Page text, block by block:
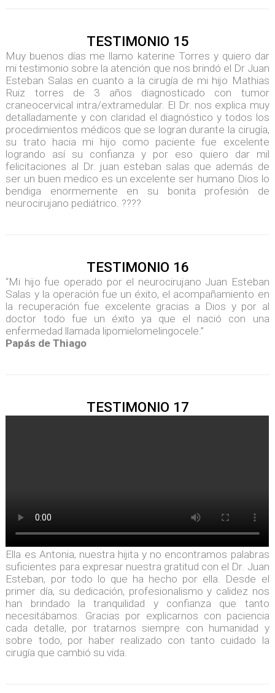
TESTIMONIO 15
Muy buenos días me llamo katerine Torres y quiero dar
mi testimonio sobre la atención que nos brindó el Dr Juan
Esteban Salas en cuanto a la cirugía de mi hijo Mathias
Ruiz torres de 3 años diagnosticado con tumor
craneocervical intra/extramedular. El Dr. nos explica muy
detalladamente y con claridad el diagnóstico y todos los
procedimientos médicos que se logran durante la cirugía,
su trato hacia mi hijo como paciente fue excelente
logrando así su confianza y por eso quiero dar mil
felicitaciones al Dr. juan esteban salas que además de
ser un buen medico es un excelente ser humano Dios lo
bendiga enormemente en su bonita profesión de
neurocirujano pediátrico. ????
TESTIMONIO 16
“Mi hijo fue operado por el neurocirujano Juan Esteban
Salas y la operación fue un éxito, el acompañamiento en
la recuperación fue excelente gracias a Dios y por al
doctor todo fue un éxito ya que el nació con una
enfermedad llamada lipomielomelingocele.”
Papás de Thiago
TESTIMONIO 17
Ella es Antonia, nuestra hijita y no encontramos palabras
suficientes para expresar nuestra gratitud con el Dr. Juan
Esteban, por todo lo que ha hecho por ella. Desde el
primer día, su dedicación, profesionalismo y calidez nos
han brindado la tranquilidad y confianza que tanto
necesitábamos. Gracias por explicarnos con paciencia
cada detalle, por tratarnos siempre con humanidad y
sobre todo, por haber realizado con tanto cuidado la
cirugía que cambió su vida.